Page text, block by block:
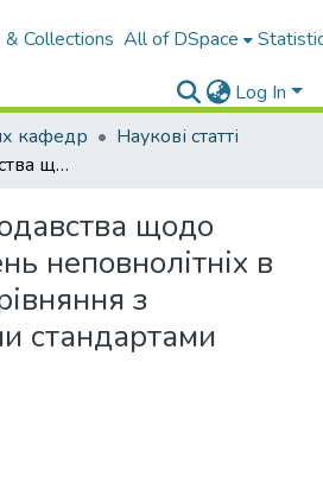
& Collections All of DSpace
Log In
кафедр
Наукові статті
Аналіз законодавства щодо правопорушень неповнолітніх в Україні та порівняння з міжнародними стандартами
щодо
неповнолітніх в
з
стандартами